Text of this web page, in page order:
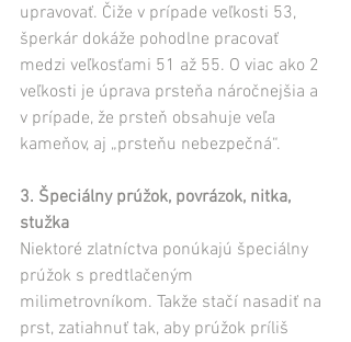
upravovať. Čiže v prípade veľkosti 53,
šperkár dokáže pohodlne pracovať
medzi veľkosťami 51 až 55. O viac ako 2
veľkosti je úprava prsteňa náročnejšia a
v prípade, že prsteň obsahuje veľa
kameňov, aj „prsteňu nebezpečná“.
3. Špeciálny prúžok, povrázok, nitka,
stužka
Niektoré zlatníctva ponúkajú špeciálny
prúžok s predtlačeným
milimetrovníkom. Takže stačí nasadiť na
prst, zatiahnuť tak, aby prúžok príliš